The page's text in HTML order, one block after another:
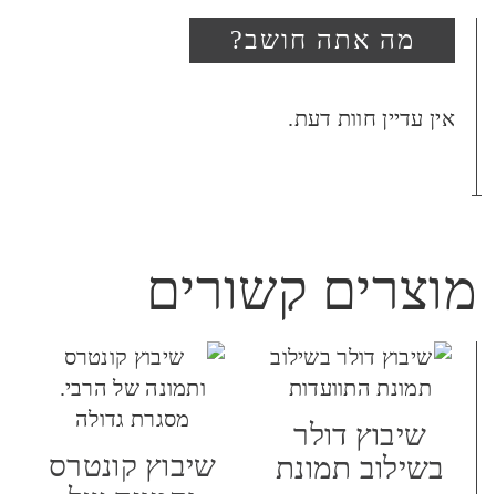
מה אתה חושב?
היה הראשון לכתוב סקירה
הביקורת שלך*
שם*
אין עדיין חוות דעת.
מוצרים קשורים
שיבוץ דולר
בשילוב תמונת
שיבוץ קונטרס